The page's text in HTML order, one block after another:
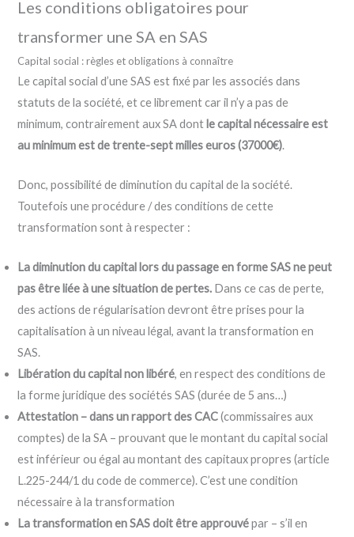
Les conditions obligatoires pour
transformer une SA en SAS
Capital social : règles et obligations à connaître
Le capital social d’une SAS est fixé par les associés dans
statuts de la société, et ce librement car il n’y a pas de
minimum, contrairement aux SA dont le capital nécessaire est
au minimum est de trente-sept milles euros (37000€).
Donc, possibilité de diminution du capital de la société.
Toutefois une procédure / des conditions de cette
transformation sont à respecter :
La diminution du capital lors du passage en forme SAS ne peut
pas être liée à une situation de pertes. Dans ce cas de perte,
des actions de régularisation devront être prises pour la
capitalisation à un niveau légal, avant la transformation en
SAS.
Libération du capital non libéré, en respect des conditions de
la forme juridique des sociétés SAS (durée de 5 ans…)
Attestation – dans un rapport des CAC(commissaires aux
comptes) de la SA – prouvant que le montant du capital social
est inférieur ou égal au montant des capitaux propres (article
L.225-244/1 du code de commerce). C’est une condition
nécessaire à la transformation
La transformation en SAS doit être approuvépar – s’il en